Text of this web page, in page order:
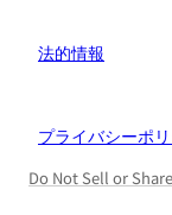
法的情報
プライバシーポ
Do Not Sell or